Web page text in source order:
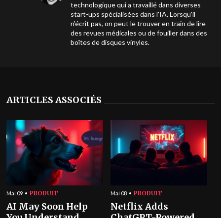
technologique qui a travaillé dans diverses
start-ups spécialisées dans l'IA. Lorsqu'il
n'écrit pas, on peut le trouver en train de lire
des revues médicales ou de fouiller dans des
boîtes de disques vinyles.
ARTICLES ASSOCIÉS
Mai 09 PRODUIT
AI May Soon Help
Mai 08 PRODUIT
Netflix Adds